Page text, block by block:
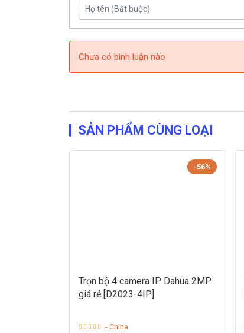
Chưa có bình luận nào
SẢN PHẨM CÙNG LOẠI
-56%
Trọn bộ 4 camera IP Dahua 2MP
giá rẻ [D2023-4IP]
- China